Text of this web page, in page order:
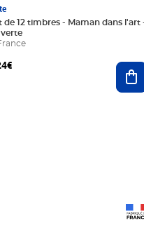
de 12 timbres - Maman dans l'art
verte